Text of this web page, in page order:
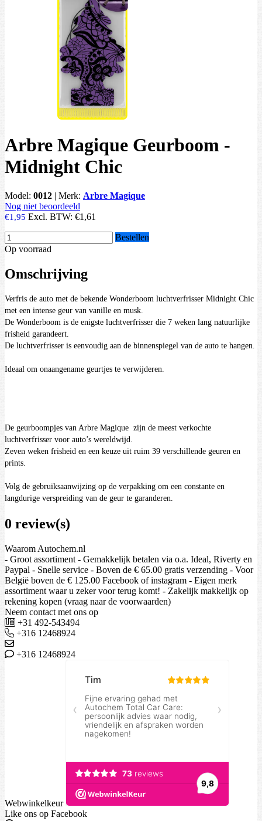
Arbre Magique Geurboom -
Midnight Chic
Model: 0012 | Merk: Arbre Magique
Nog niet beoordeeld
€1,95 Excl. BTW: €1,61
Bestellen
Op voorraad
Omschrijving
Verfris de auto met de bekende Wonderboom luchtverfrisser Midnight Chic
met een intense geur van vanille en musk.
De Wonderboom is de enigste luchtverfrisser die 7 weken lang natuurlijke
frisheid garandeert.
De luchtverfrisser is eenvoudig aan de binnenspiegel van de auto te hangen.
Ideaal om onaangename geurtjes te verwijderen.
De geurboompjes van Arbre Magique zijn de meest verkochte
luchtverfrisser voor auto’s wereldwijd.
Zeven weken frisheid en een keuze uit ruim 39 verschillende geuren en
prints.
Volg de gebruiksaanwijzing op de verpakking om een constante en
langdurige verspreiding van de geur te garanderen.
0 review(s)
Waarom Autochem.nl
- Groot assortiment - Gemakkelijk betalen via o.a. Ideal, Riverty en
Paypal - Snelle service - Boven de € 65.00 gratis verzending - Voor
België boven de € 125.00 Facebook of instagram - Eigen merk
assortiment waar u zeker voor terug komt! - Zakelijk makkelijk op
rekening kopen (vraag naar de voorwaarden)
Neem contact met ons op
+31 492-543494
+316 12468924
+316 12468924
Webwinkelkeur
Like ons op Facebook